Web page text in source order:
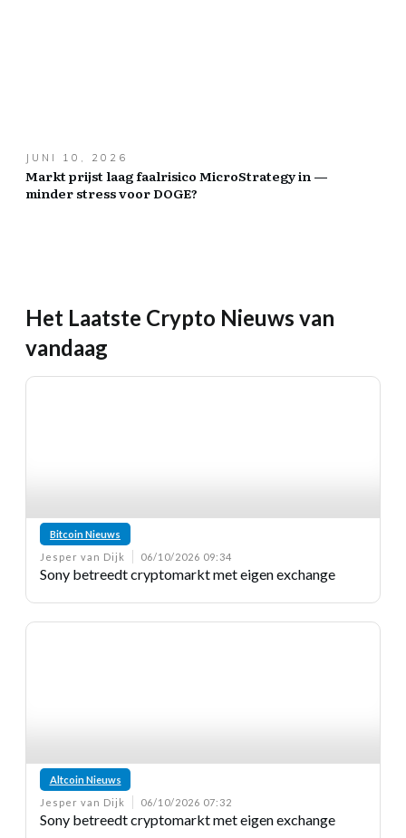
JUNI 10, 2026
Markt prijst laag faalrisico MicroStrategy in —
minder stress voor DOGE?
Het Laatste Crypto Nieuws van
vandaag
Bitcoin Nieuws
Jesper van Dijk
06/10/2026 09:34
Sony betreedt cryptomarkt met eigen exchange
Altcoin Nieuws
Jesper van Dijk
06/10/2026 07:32
Sony betreedt cryptomarkt met eigen exchange